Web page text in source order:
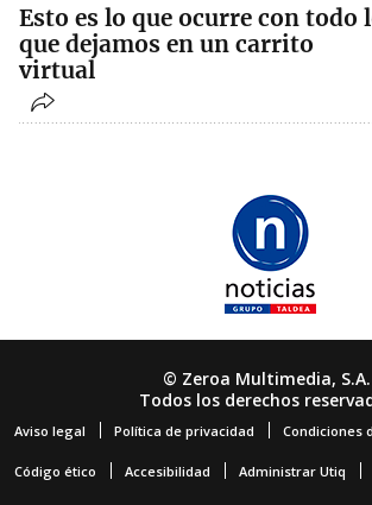
Esto es lo que ocurre con todo
que dejamos en un carrito
virtual
© Zeroa Multimedia, S.A.
Todos los derechos
Aviso legal Política de privacidad Condiciones
Código ético Accesibilidad Administrar Utiq